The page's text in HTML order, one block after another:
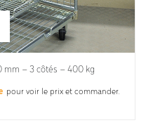
mm – 3 côtés – 400 kg
pour voir le prix et commander.